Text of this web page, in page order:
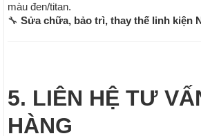
màu đen/titan.
🔧 Sửa chữa, bảo trì, thay thế linh kiện
5. LIÊN HỆ TƯ
HÀNG